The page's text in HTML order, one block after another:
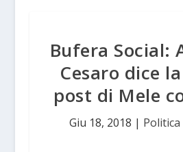
Bufera Social:
Cesaro dice
post di Mele
Giu 18, 2018 | Politica